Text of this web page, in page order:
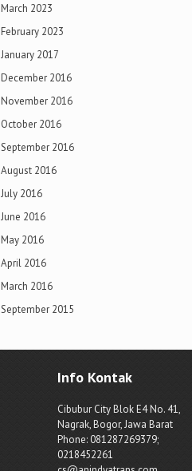
March 2023
February 2023
January 2017
December 2016
November 2016
October 2016
September 2016
August 2016
July 2016
June 2016
May 2016
April 2016
March 2016
September 2015
Info Kontak
Cibubur City Blok E4 No. 41,
Nagrak, Bogor, Jawa Barat
Phone: 081287269379;
0218452261